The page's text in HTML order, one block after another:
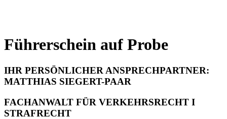
Führerschein auf Probe
IHR PERSÖNLICHER ANSPRECHPARTNER:
MATTHIAS SIEGERT-PAAR
FACHANWALT FÜR VERKEHRSRECHT I
STRAFRECHT